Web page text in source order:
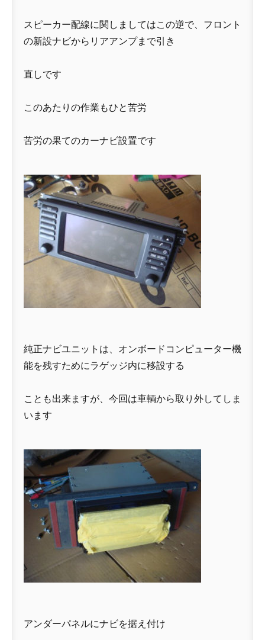
スピーカー配線に関しましてはこの逆で、フロント
の新設ナビからリアアンプまで引き
直しです
このあたりの作業もひと苦労
苦労の果てのカーナビ設置です
純正ナビユニットは、オンボードコンピューター機
能を残すためにラゲッジ内に移設する
ことも出来ますが、今回は車輌から取り外してしま
います
アンダーパネルにナビを据え付け